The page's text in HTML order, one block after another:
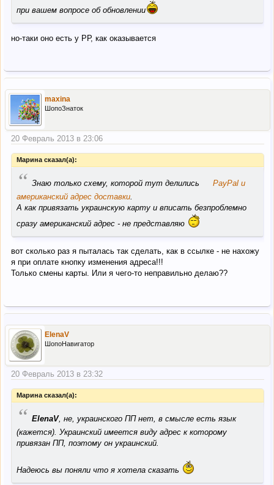
при вашем вопросе об обновлении
но-таки оно есть у РР, как оказывается
maxina
ШопоЗнаток
20 Февраль 2013 в 23:06
Марина сказал(а):
“ Знаю только схему, которой тут делились
PayPal и
американский адрес доставки.
А как привязать украинскую карту и вписать безпроблемно
сразу американский адрес - не представляю
вот сколько раз я пыталась так сделать, как в ссылке - не нахожу
я при оплате кнопку изменения адреса!!!
Только смены карты. Или я чего-то неправильно делаю??
ElenaV
ШопоНавигатор
20 Февраль 2013 в 23:32
Марина сказал(а):
“ ElenaV, не, украинского ПП нет, в смысле есть язык
(кажется). Украинский имеется виду адрес к которому
привязан ПП, поэтому он украинский.
Надеюсь вы поняли что я хотела сказать